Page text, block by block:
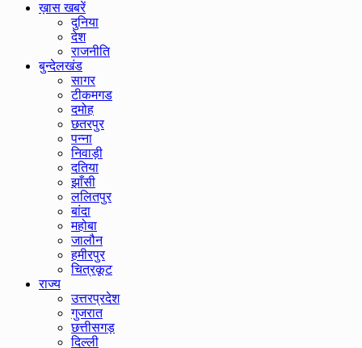
ख़ास खबरें
दुनिया
देश
राजनीति
बुन्देलखंड
सागर
टीकमगड
दमोह
छतरपुर
पन्ना
निवाड़ी
दतिया
झाँसी
ललितपुर
बांदा
महोबा
जालौन
हमीरपुर
चित्रकूट
राज्य
उत्तरप्रदेश
गुजरात
छत्तीसगड़
दिल्ली